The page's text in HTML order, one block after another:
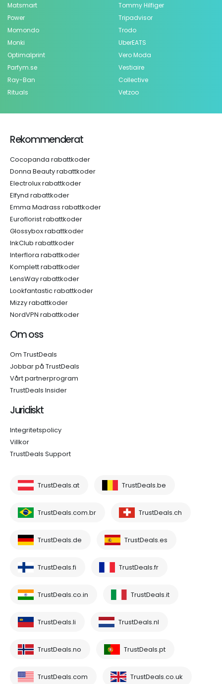
Matsmart
Power
Momondo
Monki
Optimalprint
Parfym.se
Ray-Ban
Rituals
Tommy Hilfiger
Tripadvisor
Trodo
UberEATS
Vero Moda
Vestiaire
Collective
Vetzoo
Rekommenderat
Cocopanda rabattkoder
Donna Beauty rabattkoder
Electrolux rabattkoder
Elfynd rabattkoder
Emma Madrass rabattkoder
Euroflorist rabattkoder
Glossybox rabattkoder
InkClub rabattkoder
Interflora rabattkoder
Komplett rabattkoder
LensWay rabattkoder
Lookfantastic rabattkoder
Mizzy rabattkoder
NordVPN rabattkoder
Om oss
Om TrustDeals
Jobbar på TrustDeals
Vårt partnerprogram
TrustDeals Insider
Juridiskt
Integritetspolicy
Villkor
TrustDeals Support
TrustDeals.at TrustDeals.be
TrustDeals.com.br TrustDeals.ch
TrustDeals.de TrustDeals.es
TrustDeals.fi TrustDeals.fr
TrustDeals.co.in TrustDeals.it
TrustDeals.li TrustDeals.nl
TrustDeals.no TrustDeals.pt
TrustDeals.com TrustDeals.co.uk